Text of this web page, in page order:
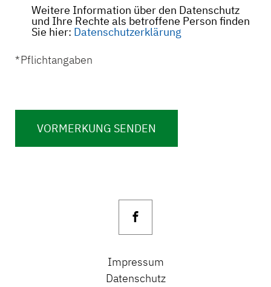
Weitere Information über den Datenschutz
und Ihre Rechte als betroffene Person finden
Sie hier: Datenschutzerklärung
* Pflichtangaben
Impressum
Datenschutz